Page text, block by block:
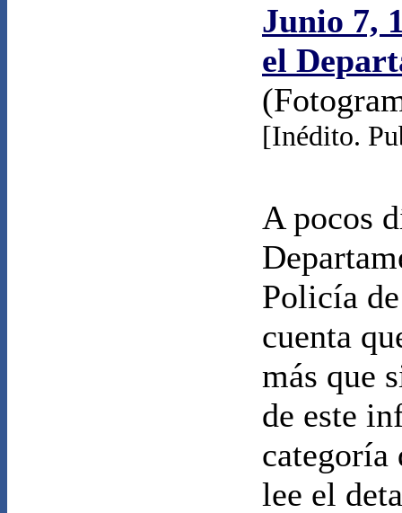
Junio 7,
el
[Inédito.
A pocos
Policía
cuenta
más que
de este
categoría
lee el